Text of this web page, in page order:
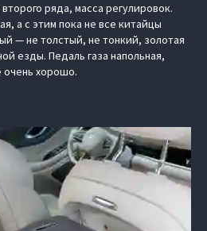
ряда, масса регулировок.
а с этим пока не все китайцы
— не толстый, не тонкий, золотая
езды. Педаль газа напольная,
очень хорошо.